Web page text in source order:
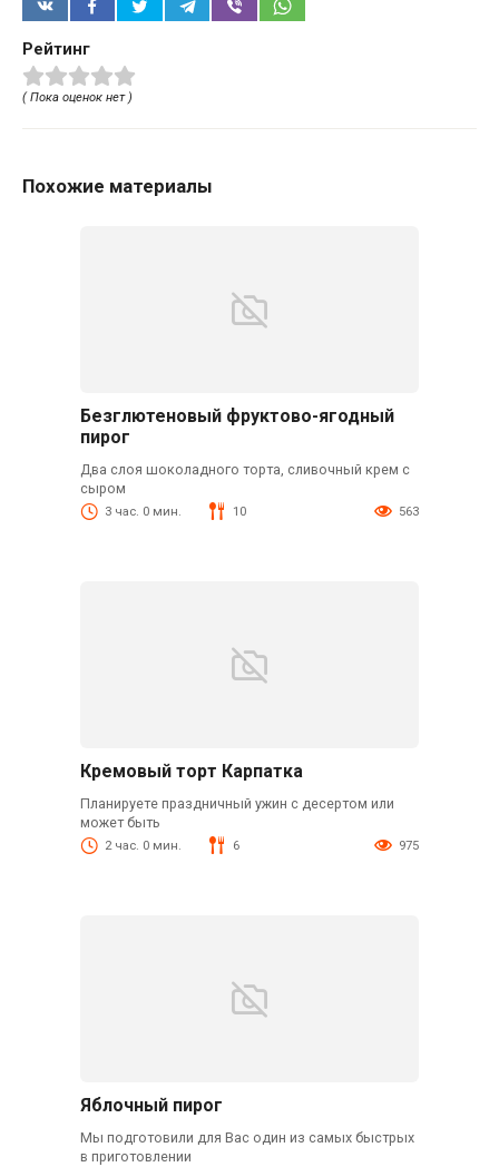
Рейтинг
( Пока оценок нет )
Похожие материалы
Безглютеновый фруктово-ягодный
пирог
Два слоя шоколадного торта, сливочный крем с
сыром
3 час. 0 мин. 10 563
Кремовый торт Карпатка
Планируете праздничный ужин с десертом или
может быть
2 час. 0 мин. 6 975
Яблочный пирог
Мы подготовили для Вас один из самых быстрых
в приготовлении